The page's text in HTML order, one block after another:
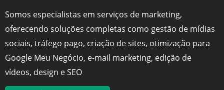
Somos especialistas em serviços de marketing,
oferecendo soluções completas como gestão de mídias
sociais, tráfego pago, criação de sites, otimização para
Google Meu Negócio, e-mail marketing, edição de
vídeos, design e SEO